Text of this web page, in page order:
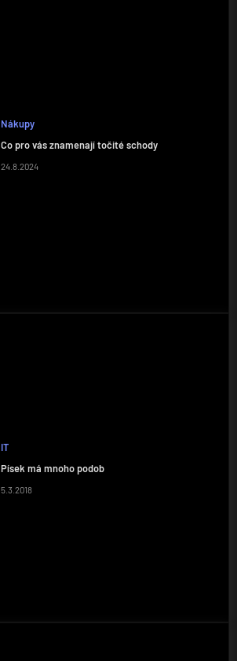
Nákupy
Co pro vás znamenají točité schody
24.8.2024
IT
Písek má mnoho podob
5.3.2018